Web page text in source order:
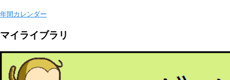
年間カレンダー
マイライブラリ